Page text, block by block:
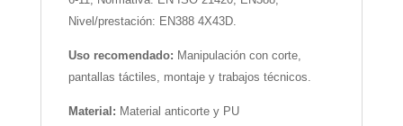
Nivel/prestación: EN388 4X43D.
Uso recomendado: Manipulación con corte,
pantallas táctiles, montaje y trabajos técnicos.
Material: Material anticorte y PU